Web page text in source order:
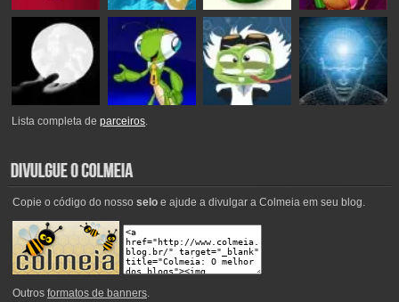
Lista completa deparceiros.
Copie o código do nosso seloe ajude a divulgar a Colmeia em seu blog.
Outros formatos de banners.